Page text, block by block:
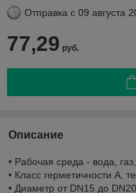
Отправка с 09 августа
77,29 руб.
Описание
• Рабочая среда - вода,
• Класс герметичности А,
• Диаметр от DN15 до